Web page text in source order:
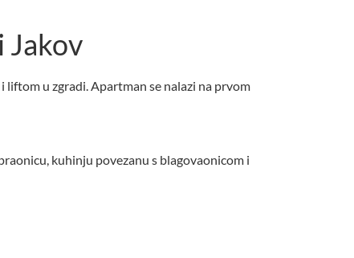
Jakov
liftom u zgradi. Apartman se nalazi na prvom
kuhinju povezanu s blagovaonicom i